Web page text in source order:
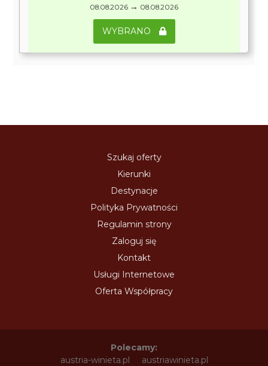
08.08.2026 → 08.08.2026
WYBRANO
Szukaj oferty
Kierunki
Destynacje
Polityka Prywatności
Regulamin strony
Zaloguj się
Kontakt
Usługi Internetowe
Oferta Współpracy
Polecamy:
austria-winieta.pl
austriawinieta.pl